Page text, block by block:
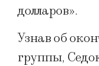
долларов».
Узнав об
группы,